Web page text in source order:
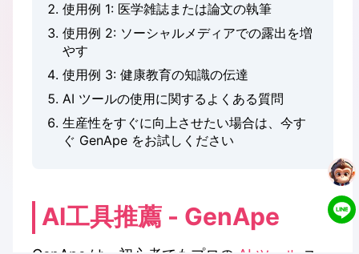
使用例 1: 医学雑誌または論文の執筆
使用例 2: ソーシャルメディアでの露出を増
やす
使用例 3: 健康教育の知識の伝達
AI ツールの使用に関するよくある質問
生産性をすぐに向上させたい場合は、今す
ぐ GenApe をお試しください
AI工具推薦 - GenApe